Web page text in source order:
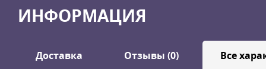
ИНФОРМАЦИЯ
Доставка Отзывы (0) Все